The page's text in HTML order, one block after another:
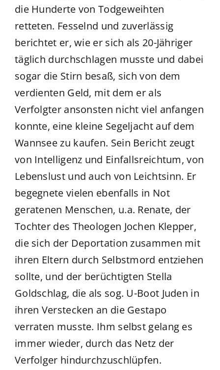
die Hunderte von Todgeweihten
retteten. Fesselnd und zuverlässig
berichtet er, wie er sich als 20-Jähriger
täglich durchschlagen musste und dabei
sogar die Stirn besaß, sich von dem
verdienten Geld, mit dem er als
Verfolgter ansonsten nicht viel anfangen
konnte, eine kleine Segeljacht auf dem
Wannsee zu kaufen. Sein Bericht zeugt
von Intelligenz und Einfallsreichtum, von
Lebenslust und auch von Leichtsinn. Er
begegnete vielen ebenfalls in Not
geratenen Menschen, u.a. Renate, der
Tochter des Theologen Jochen Klepper,
die sich der Deportation zusammen mit
ihren Eltern durch Selbstmord entziehen
sollte, und der berüchtigten Stella
Goldschlag, die als sog. U-Boot Juden in
ihren Verstecken an die Gestapo
verraten musste. Ihm selbst gelang es
immer wieder, durch das Netz der
Verfolger hindurchzuschlüpfen.